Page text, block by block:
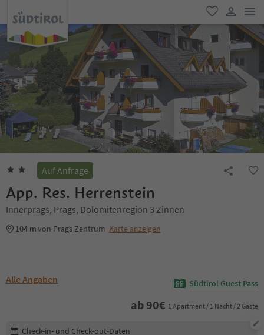
favorit
user link
Auf Anfrage
App. Res. Herrenstein
Innerprags, Prags, Dolomitenregion 3 Zinnen
104 mvon Prags Zentrum Karte anzeigen
Alle Angaben Südtirol Guest Pass
ab 90€ 1 Apartment / 1 Nacht / 2 Gäste
Buchungsdetails bearbeiten
Check-in- und Check-out-Daten